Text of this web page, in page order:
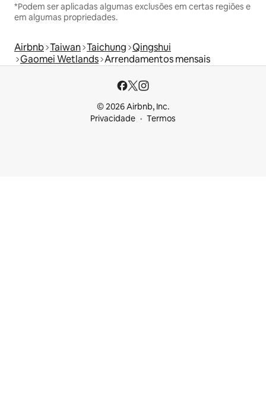
*Podem ser aplicadas algumas exclusões em certas regiões e
em algumas propriedades.
Airbnb Taiwan Taichung Qingshui
Gaomei Wetlands Arrendamentos mensais
© 2026 Airbnb, Inc.
Privacidade
Termos